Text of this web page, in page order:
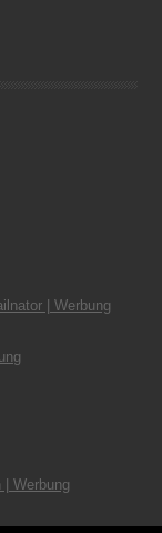
| Werbung
Werbung